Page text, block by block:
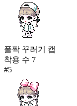
폴짝 꾸러기 캡
착용 수 7
#5